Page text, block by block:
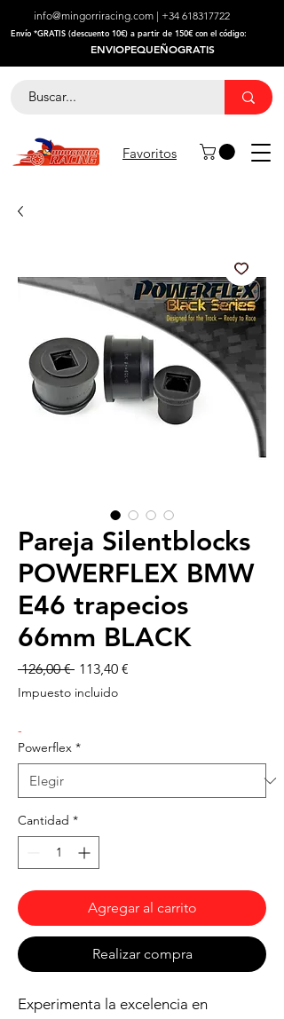
info@mingorriracing.com | +34 618317722
​Envío *GRATIS (descuento 10€) a partir de 150€ con el código:
ENVIOPEQUEÑOGRATIS
Favoritos
Pareja Silentblocks
POWERFLEX BMW
E46 trapecios
66mm BLACK
126,00 € Precio
113,40 €
Impuesto incluido
-
Powerflex *
Cantidad *
Agregar al carrito
Realizar compra
Experimenta la excelencia en